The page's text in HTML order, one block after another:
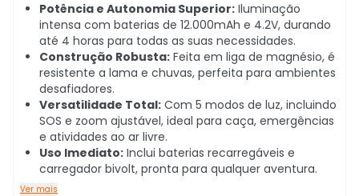
Potência e Autonomia Superior: Iluminação
intensa com baterias de 12.000mAh e 4.2V, durando
até 4 horas para todas as suas necessidades.
Construção Robusta: Feita em liga de magnésio, é
resistente a lama e chuvas, perfeita para ambientes
desafiadores.
Versatilidade Total: Com 5 modos de luz, incluindo
SOS e zoom ajustável, ideal para caça, emergências
e atividades ao ar livre.
Uso Imediato: Inclui baterias recarregáveis e
carregador bivolt, pronta para qualquer aventura.
Ver mais